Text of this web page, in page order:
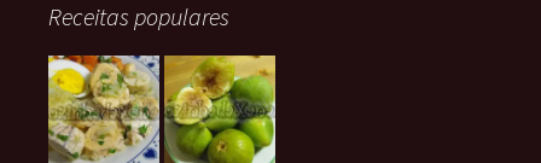
Receitas populares